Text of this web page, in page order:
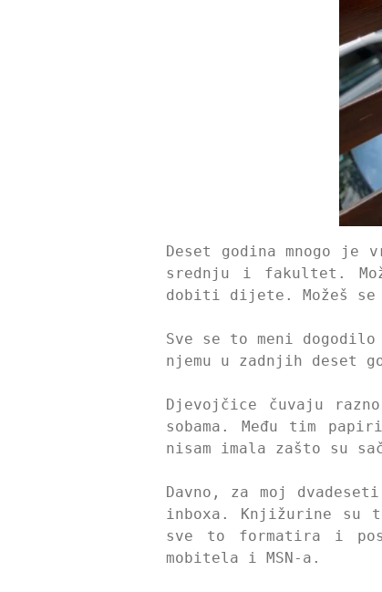
Deset godina mnogo je
srednju i fakultet.
dobiti dijete. Možeš
Sve se to meni
njemu u zadnjih deset
Djevojčice čuvaju
sobama. Među tim
nisam imala zašto su
Davno, za moj
inboxa. Knjižurine su
sve to formatira i
mobitela i MSN-a.